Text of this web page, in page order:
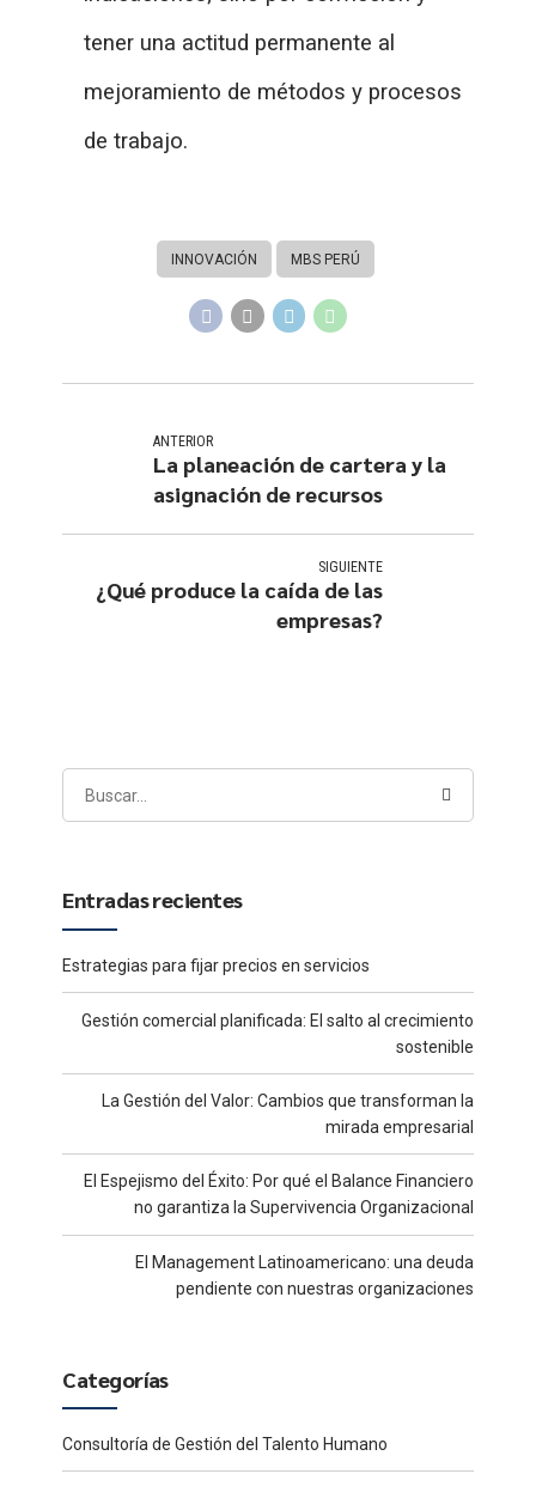
tener una actitud permanente al
mejoramiento de métodos y procesos
de trabajo.
INNOVACIÓN MBS PERÚ
ANTERIOR
La planeación de cartera y la
asignación de recursos
SIGUIENTE
¿Qué produce la caída de las
empresas?
Entradas recientes
Estrategias para fijar precios en servicios
Gestión comercial planificada: El salto al crecimiento
sostenible
La Gestión del Valor: Cambios que transforman la
mirada empresarial
El Espejismo del Éxito: Por qué el Balance Financiero
no garantiza la Supervivencia Organizacional
El Management Latinoamericano: una deuda
pendiente con nuestras organizaciones
Categorías
Consultoría de Gestión del Talento Humano